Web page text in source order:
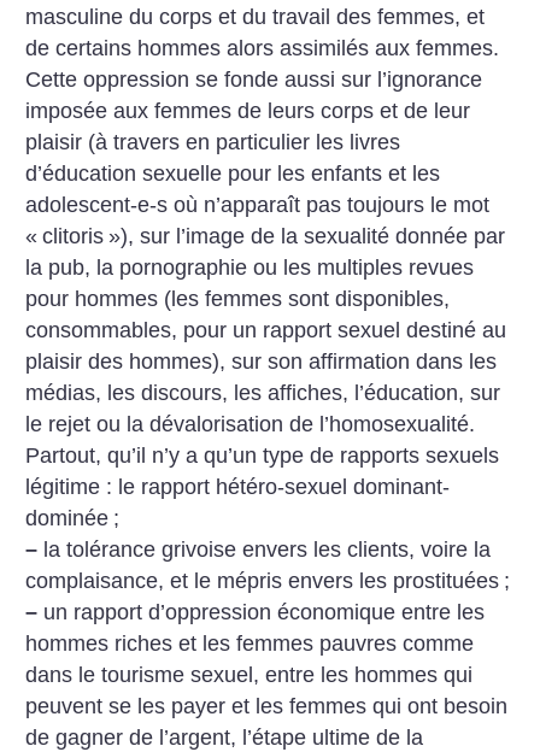
masculine du corps et du travail des femmes, et
de certains hommes alors assimilés aux femmes.
Cette oppression se fonde aussi sur l’ignorance
imposée aux femmes de leurs corps et de leur
plaisir (à travers en particulier les livres
d’éducation sexuelle pour les enfants et les
adolescent-e-s où n’apparaît pas toujours le mot
« clitoris »), sur l’image de la sexualité donnée par
la pub, la pornographie ou les multiples revues
pour hommes (les femmes sont disponibles,
consommables, pour un rapport sexuel destiné au
plaisir des hommes), sur son affirmation dans les
médias, les discours, les affiches, l’éducation, sur
le rejet ou la dévalorisation de l’homosexualité.
Partout, qu’il n’y a qu’un type de rapports sexuels
légitime : le rapport hétéro-sexuel dominant-
dominée ;
– la tolérance grivoise envers les clients, voire la
complaisance, et le mépris envers les prostituées ;
– un rapport d’oppression économique entre les
hommes riches et les femmes pauvres comme
dans le tourisme sexuel, entre les hommes qui
peuvent se les payer et les femmes qui ont besoin
de gagner de l’argent, l’étape ultime de la